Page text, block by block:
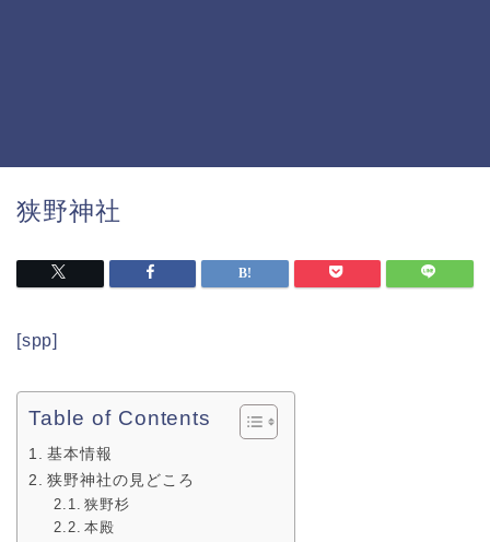
狭野神社
[spp]
Table of Contents
基本情報
狭野神社の見どころ
狭野杉
本殿